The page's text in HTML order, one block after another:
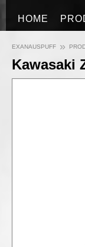
HOME
EXANAUSPUFF »
Kawasaki